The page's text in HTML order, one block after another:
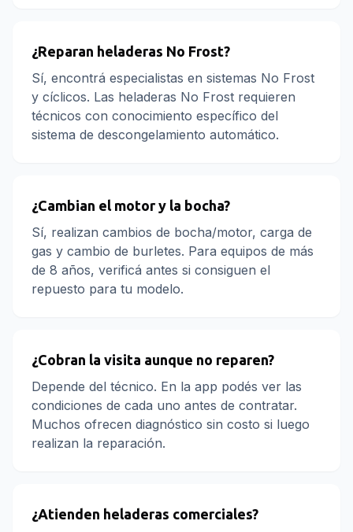
¿Reparan heladeras No Frost?
Sí, encontrá especialistas en sistemas No Frost
y cíclicos. Las heladeras No Frost requieren
técnicos con conocimiento específico del
sistema de descongelamiento automático.
¿Cambian el motor y la bocha?
Sí, realizan cambios de bocha/motor, carga de
gas y cambio de burletes. Para equipos de más
de 8 años, verificá antes si consiguen el
repuesto para tu modelo.
¿Cobran la visita aunque no reparen?
Depende del técnico. En la app podés ver las
condiciones de cada uno antes de contratar.
Muchos ofrecen diagnóstico sin costo si luego
realizan la reparación.
¿Atienden heladeras comerciales?